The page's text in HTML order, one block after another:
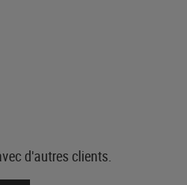
d'autres clients.